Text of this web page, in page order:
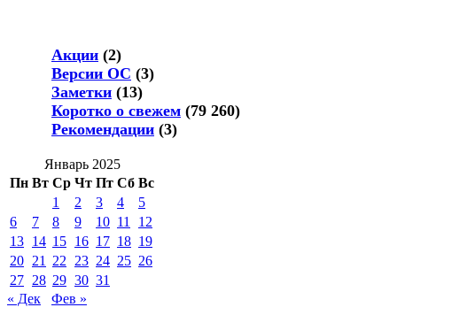
Акции (2)
Версии ОС (3)
Заметки (13)
Коротко о свежем (79 260)
Рекомендации (3)
Январь 2025
Пн Вт Ср Чт Пт Сб Вс
1
2 3 4
5
6
7 8 9 10 11
12
13 14 15 16 17 18 19
20 21 22 23 24 25 26
27 28 29 30 31
« Дек
Фев »